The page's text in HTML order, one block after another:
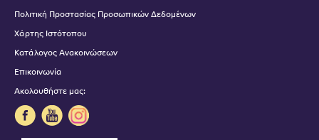
Πολιτική Προστασίας Προσωπικών Δεδομένων
Χάρτης Ιστότοπου
Κατάλογος Ανακοινώσεων
Επικοινωνία
Ακολουθήστε μας: